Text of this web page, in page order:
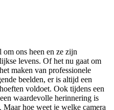
om ons heen en ze zijn
levens. Of het nu gaat om
maken van professionele
beelden, er is altijd een
voldoet. Ook tijdens een
waardevolle herinnering is
hoe weet je welke camera